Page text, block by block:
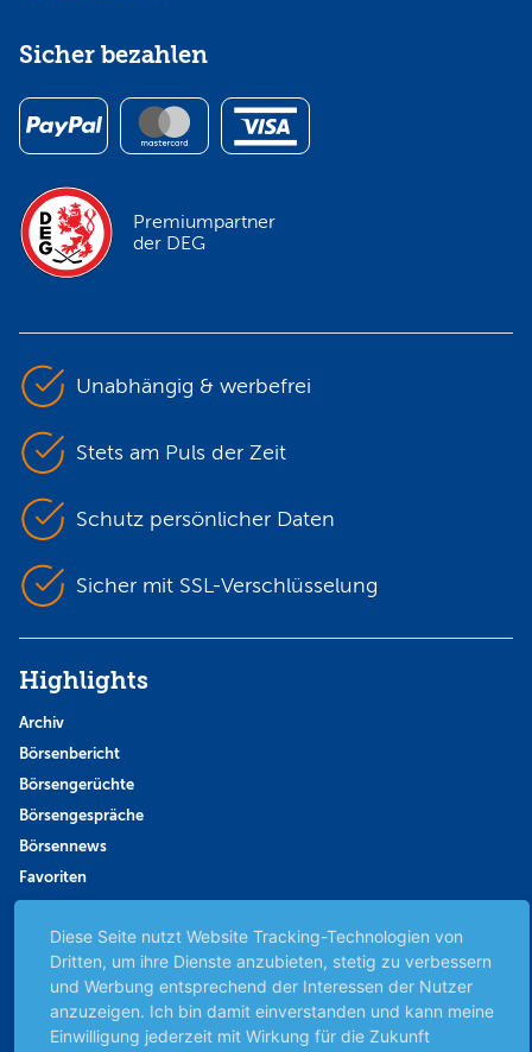
Sicher bezahlen
Premiumpartner
der DEG
Unabhängig & werbefrei
Stets am Puls der Zeit
Schutz persönlicher Daten
Sicher mit SSL-Verschlüsselung
Highlights
Archiv
Börsenbericht
Börsengerüchte
Börsengespräche
Börsennews
Favoriten
Strategie
Thema der Woche
Themen & Börse
Diese Seite nutzt Website Tracking-Technologien von
Dritten, um ihre Dienste anzubieten, stetig zu verbessern
und Werbung entsprechend der Interessen der Nutzer
anzuzeigen. Ich bin damit einverstanden und kann meine
Einwilligung jederzeit mit Wirkung für die Zukunft